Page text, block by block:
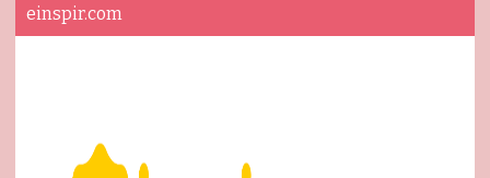
einspir.com